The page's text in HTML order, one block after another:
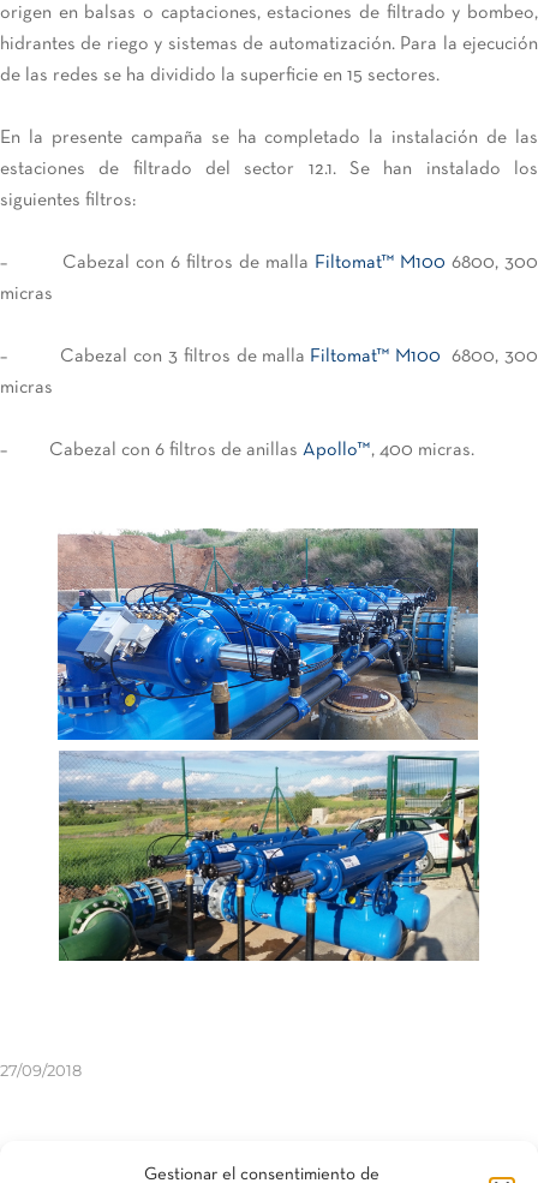
Gestionar el consentimiento de
origen en balsas o captaciones, estaciones de filtrado y bombeo,
hidrantes de riego y sistemas de automatización. Para la ejecución
de las redes se ha dividido la superficie en 15 sectores.
En la presente campaña se ha completado la instalación de las
estaciones de filtrado del sector 12.1. Se han instalado los
siguientes filtros:
– Cabezal con 6 filtros de malla Filtomat™ M100 6800, 300
micras
– Cabezal con 3 filtros de malla Filtomat™ M100
6800, 300
micras
– Cabezal con 6 filtros de anillas Apollo™, 400 micras.
27/09/2018